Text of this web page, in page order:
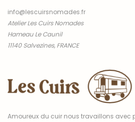
info@lescuirsnomades.fr
Atelier Les Cuirs Nomades
Hameau Le Caunil
11140 Salvezines, FRANCE
Amoureux du cuir nous travaillons avec